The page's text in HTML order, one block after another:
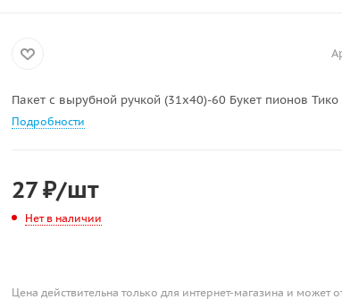
Пакет с вырубной ручкой (31х40)-60 Букет пионов
Подробности
27₽/шт
Нет в наличии
Цена действительна только для интернет-магазина и может